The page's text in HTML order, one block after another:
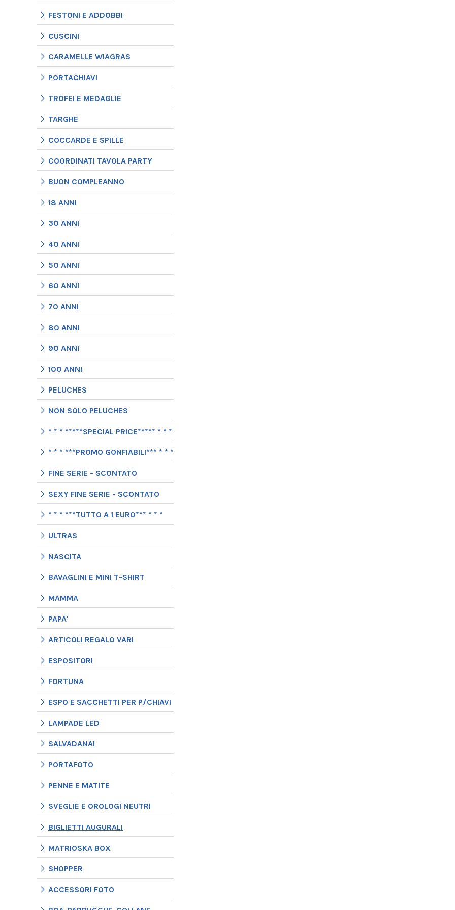
FESTONI E ADDOBBI
CUSCINI
CARAMELLE WIAGRAS
PORTACHIAVI
TROFEI E MEDAGLIE
TARGHE
COCCARDE E SPILLE
COORDINATI TAVOLA PARTY
BUON COMPLEANNO
18 ANNI
30 ANNI
40 ANNI
50 ANNI
60 ANNI
70 ANNI
80 ANNI
90 ANNI
100 ANNI
PELUCHES
NON SOLO PELUCHES
* * * *****SPECIAL PRICE***** * * *
* * * ***PROMO GONFIABILI*** * * *
FINE SERIE - SCONTATO
SEXY FINE SERIE - SCONTATO
* * * ***TUTTO A 1 EURO*** * * *
ULTRAS
NASCITA
BAVAGLINI E MINI T-SHIRT
MAMMA
PAPA'
ARTICOLI REGALO VARI
ESPOSITORI
FORTUNA
ESPO E SACCHETTI PER P/CHIAVI
LAMPADE LED
SALVADANAI
PORTAFOTO
PENNE E MATITE
SVEGLIE E OROLOGI NEUTRI
BIGLIETTI AUGURALI
MATRIOSKA BOX
SHOPPER
ACCESSORI FOTO